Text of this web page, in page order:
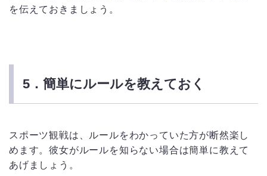
を伝えておきましょう。
5．簡単にルールを教えておく
スポーツ観戦は、ルールをわかっていた方が断然楽し
めます。彼女がルールを知らない場合は簡単に教えて
あげましょう。